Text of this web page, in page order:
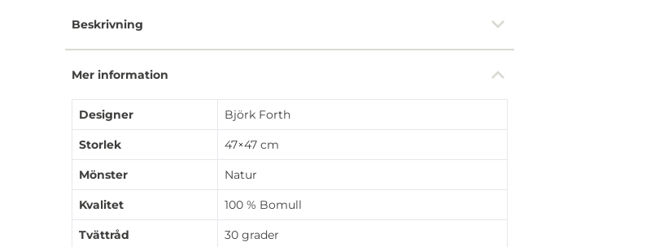
Beskrivning
Mer information
Designer Björk Forth
Storlek 47×47 cm
Mönster Natur
Kvalitet 100 % Bomull
Tvättråd 30 grader